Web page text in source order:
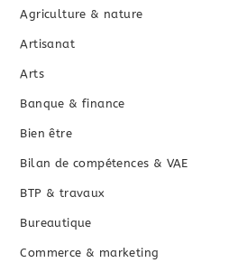
Agriculture & nature
Artisanat
Arts
Banque & finance
Bien être
Bilan de compétences & VAE
BTP & travaux
Bureautique
Commerce & marketing